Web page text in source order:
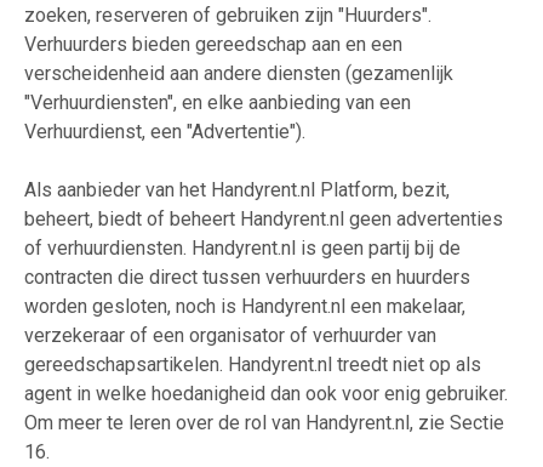
zoeken, reserveren of gebruiken zijn "Huurders".
Verhuurders bieden gereedschap aan en een
verscheidenheid aan andere diensten (gezamenlijk
"Verhuurdiensten", en elke aanbieding van een
Verhuurdienst, een "Advertentie").
Als aanbieder van het Handyrent.nl Platform, bezit,
beheert, biedt of beheert Handyrent.nl geen advertenties
of verhuurdiensten. Handyrent.nl is geen partij bij de
contracten die direct tussen verhuurders en huurders
worden gesloten, noch is Handyrent.nl een makelaar,
verzekeraar of een organisator of verhuurder van
gereedschapsartikelen. Handyrent.nl treedt niet op als
agent in welke hoedanigheid dan ook voor enig gebruiker.
Om meer te leren over de rol van Handyrent.nl, zie Sectie
16.